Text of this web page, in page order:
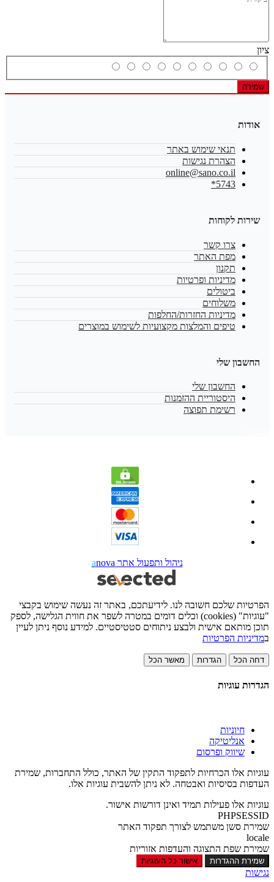
ציון
שמירה
אודות
תנאי שימוש באתר
הצהרת נגישות
online@sano.co.il
5743*
שירות לקוחות
צרו קשר
מפת האתר
תקנון
מדיניות ופרטיות
ביטולים
משלוחים
מדיניות החזרות/החלפות
טיפים והמלצות מקצועיות לשימוש במוצרים
החשבון שלי
החשבון שלי
היסטוריית ההזמנות
רשימת תפוצה
ניהול ותפעול אתר anova
הפרטיות שלכם חשובה לנו. לידיעתכם, באתר זה נעשה שימוש בקבצי
"עוגיות" (cookies) וכלים דומים במטרה לשפר את חווית הגלישה, לספק
תוכן מותאם אישית ולבצע ניתוחים סטטיסטיים. למידע נוסף ניתן לעיין
במדיניות הפרטיות
דחה הכל הגדרות מאשר הכל
הגדרות עוגיות
חיוניות
אנליטיקה
שיווק ופרסום
עוגיות אלו הכרחיות לתפקוד התקין של האתר, כולל התחברות, שמירת
העדפות בסיסיות ואבטחה. לא ניתן להשבית עוגיות אלו.
עוגיות אלו פעילות תמיד ואינן דורשות אישור.
PHPSESSID
שמירת סשן משתמש לצורך תפקוד האתר
locale
שמירת שפת התצוגה והעדפות אזוריות
שמירת ההגדרות אישור כל העוגיות
נגישות